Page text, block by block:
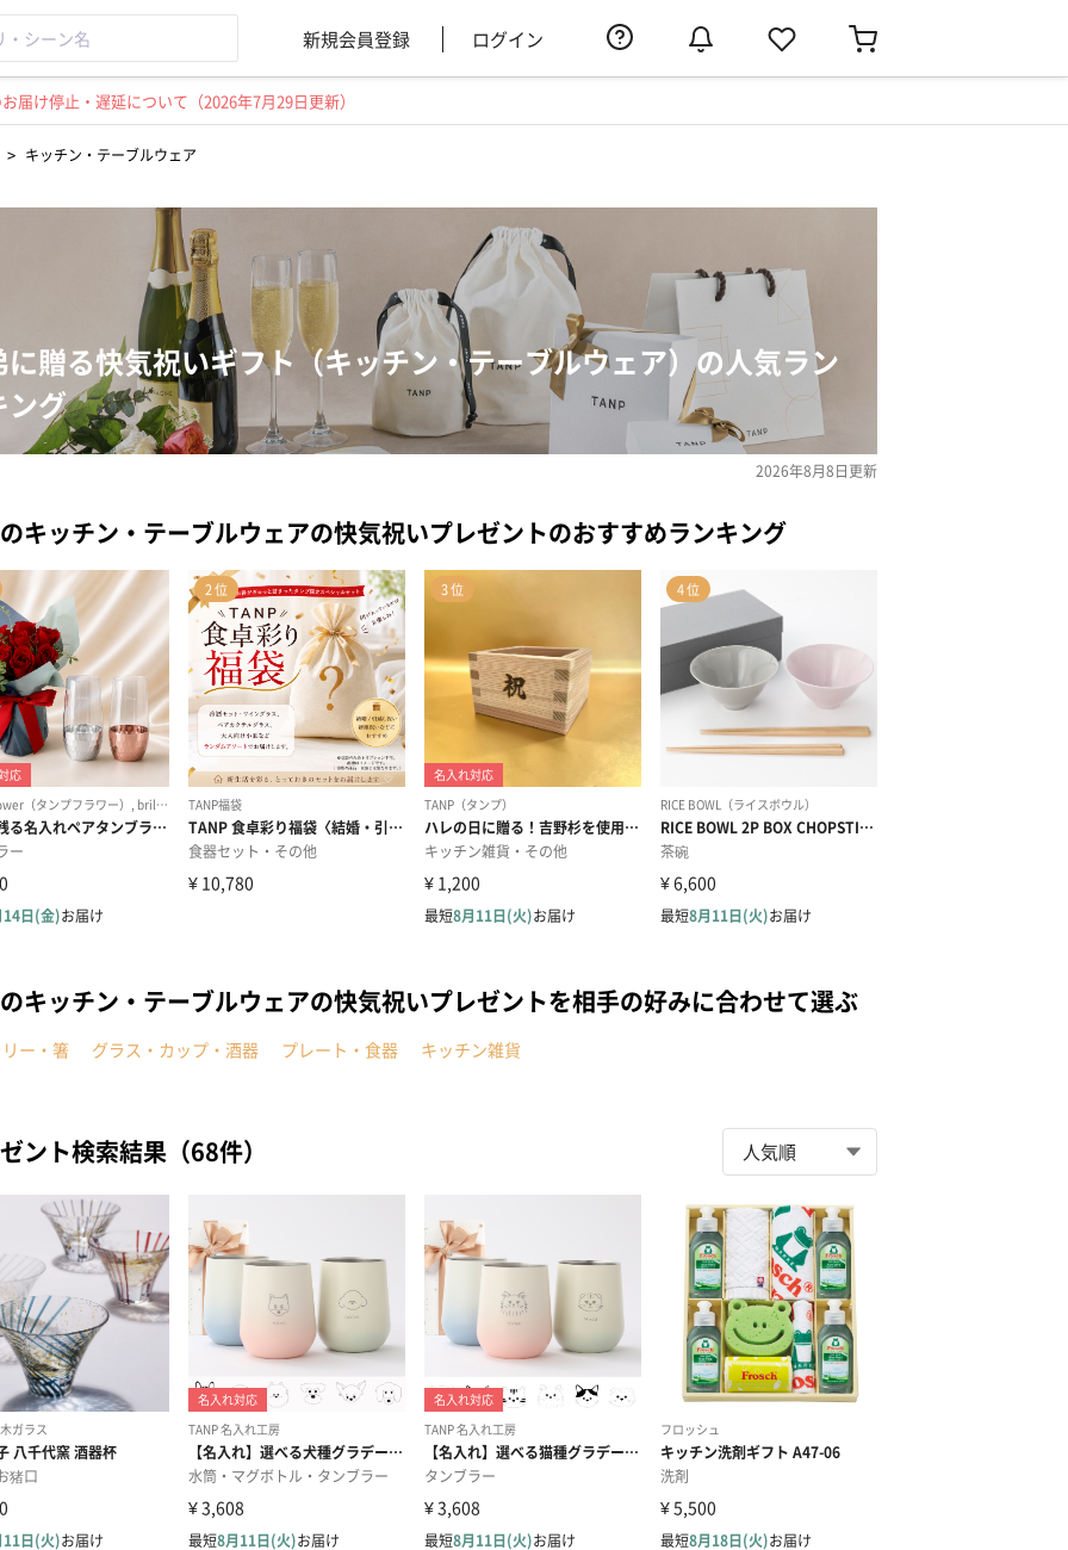
新規会員登録 ログイン
け停止・遅延について（2026年7月29日更新）
> キッチン・テーブルウェア
に贈る快気祝いギフト（キッチン・テーブルウェア）の人気ラン
ング
2026年8月8日更新
キッチン・テーブルウェアの快気祝いプレゼントのおすすめランキング
キッチン・テーブルウェアの快気祝いプレゼントを相手の好みに合わせて選ぶ
ー・箸 グラス・カップ・酒器 プレート・食器 キッチン雑貨
ント検索結果（68件）